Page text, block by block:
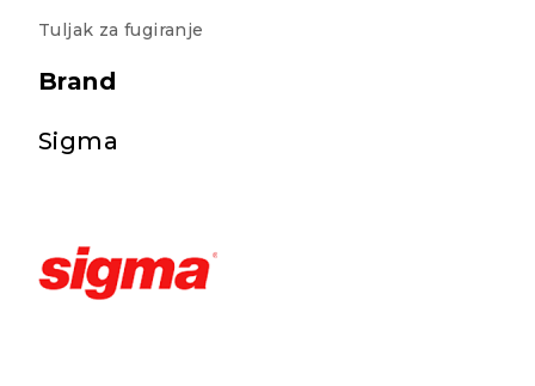
Tuljak za fugiranje
Brand
Sigma